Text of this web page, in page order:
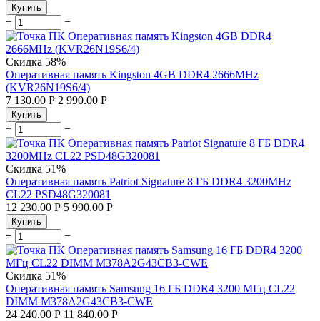
Купить
+ −
Скидка 58%
Оперативная память Kingston 4GB DDR4 2666MHz
(KVR26N19S6/4)
7 130.00 Р 2 990.00 Р
Купить
+ −
Скидка 51%
Оперативная память Patriot Signature 8 ГБ DDR4 3200MHz
CL22 PSD48G320081
12 230.00 Р 5 990.00 Р
Купить
+ −
Скидка 51%
Оперативная память Samsung 16 ГБ DDR4 3200 МГц CL22
DIMM M378A2G43CB3-CWE
24 240.00 Р 11 840.00 Р